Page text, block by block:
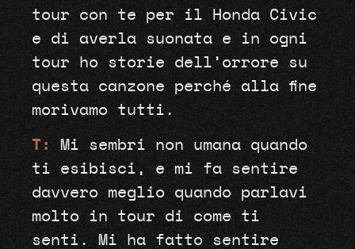
tour con te per il Honda Civic
e di averla suonata e in ogni
tour ho storie dell’orrore su
questa canzone perché alla fine
morivamo tutti.
T:
Mi sembri non umana quando
ti esibisci, e mi fa sentire
davvero meglio quando parlavi
molto in tour di come ti
senti. Mi ha fatto sentire